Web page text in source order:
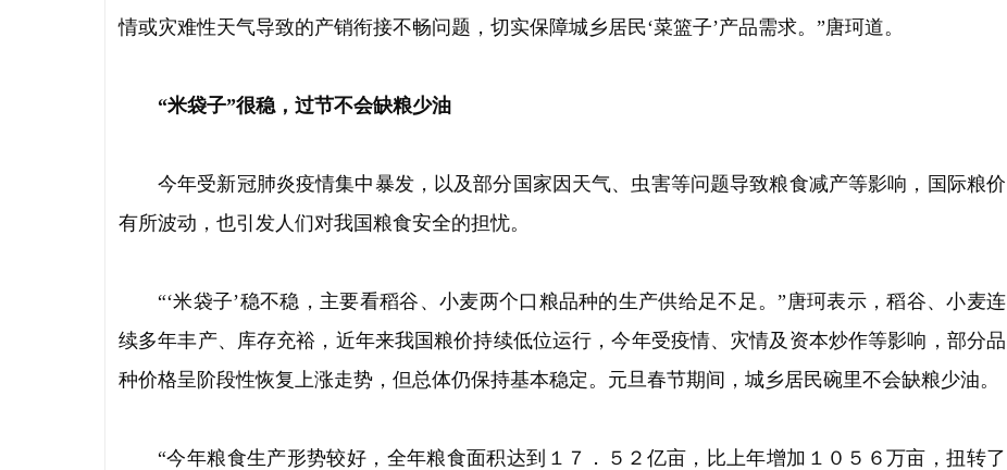
情或灾难性天气导致的产销衔接不畅问题，切实保障城乡居民‘菜篮子’产品需求。”唐珂道。
“米袋子”很稳，过节不会缺粮少油
今年受新冠肺炎疫情集中暴发，以及部分国家因天气、虫害等问题导致粮食减产等影响，国际粮价
有所波动，也引发人们对我国粮食安全的担忧。
“‘米袋子’稳不稳，主要看稻谷、小麦两个口粮品种的生产供给足不足。”唐珂表示，稻谷、小麦连
续多年丰产、库存充裕，近年来我国粮价持续低位运行，今年受疫情、灾情及资本炒作等影响，部分品
种价格呈阶段性恢复上涨走势，但总体仍保持基本稳定。元旦春节期间，城乡居民碗里不会缺粮少油。
“今年粮食生产形势较好，全年粮食面积达到１７．５２亿亩，比上年增加１０５６万亩，扭转了